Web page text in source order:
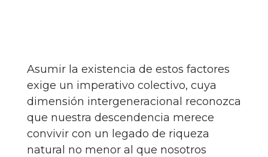
Asumir la existencia de estos factores
exige un imperativo colectivo, cuya
dimensión intergeneracional reconozca
que nuestra descendencia merece
convivir con un legado de riqueza
natural no menor al que nosotros